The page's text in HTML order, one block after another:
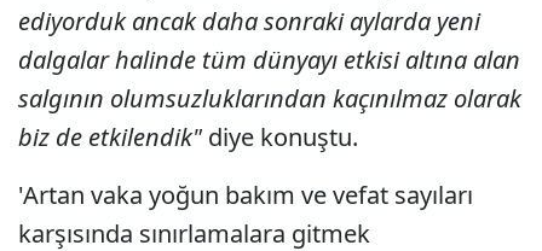
ediyorduk ancak daha sonraki aylarda yeni
dalgalar halinde tüm dünyayı etkisi altına alan
salgının olumsuzluklarından kaçınılmaz olarak
biz de etkilendik" diye konuştu.
'Artan vaka yoğun bakım ve vefat sayıları
karşısında sınırlamalara gitmek